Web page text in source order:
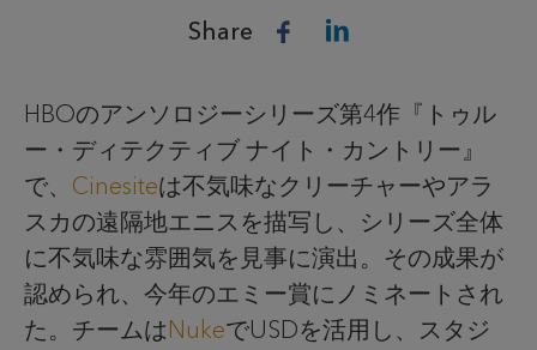
Share
HBOのアンソロジーシリーズ第4作『トゥル
ー・ディテクティブ ナイト・カントリー』
で、 Cinesiteは不気味なクリーチャーやアラ
スカの遠隔地エニスを描写し、シリーズ全体
に不気味な雰囲気を見事に演出。その成果が
認められ、今年のエミー賞にノミネートされ
た。チームはNukeでUSDを活用し、スタジ